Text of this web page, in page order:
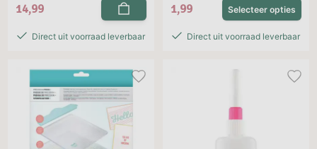
14,99
Direct uit voorraad leverbaar
1,99 Selecteer opties
Direct uit voorraad leverbaar